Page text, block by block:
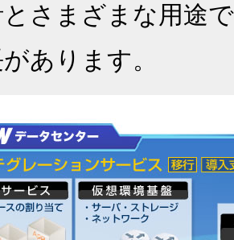
さまざまな用途
あります。